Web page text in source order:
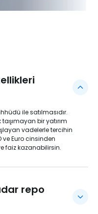
ile satılmasıdır.
bir yatırım
vadelerle tercihin
ve Euro cinsinden
faiz kazanabilirsin.
repo